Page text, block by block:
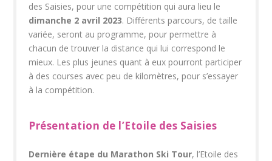
des Saisies, pour une compétition qui aura lieu le
dimanche 2 avril 2023. Différents parcours, de taille
variée, seront au programme, pour permettre à
chacun de trouver la distance qui lui correspond le
mieux. Les plus jeunes quant à eux pourront participer
à des courses avec peu de kilomètres, pour s’essayer
à la compétition.
Présentation de l’Etoile des Saisies
Dernière étape du Marathon Ski Tour, l’Etoile des